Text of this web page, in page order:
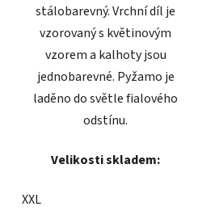
stálobarevný. Vrchní díl je
vzorovaný s květinovým
vzorem a kalhoty jsou
jednobarevné. Pyžamo je
laděno do světle fialového
odstínu.
Velikosti skladem:
XXL